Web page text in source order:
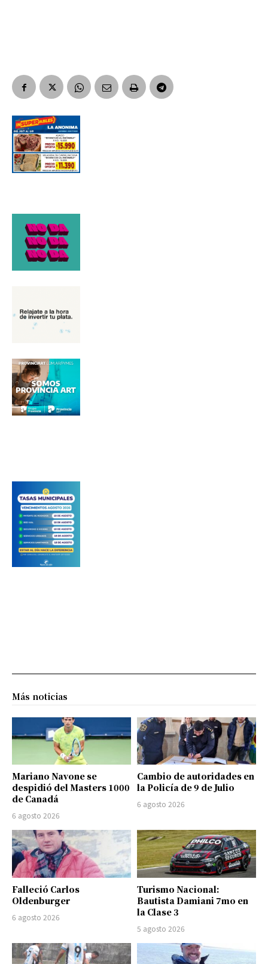
Más noticias
Mariano Navone se
despidió del Masters 1000
de Canadá
6 agosto 2026
Cambio de autoridades en
la Policía de 9 de Julio
6 agosto 2026
Falleció Carlos
Oldenburger
6 agosto 2026
Turismo Nacional:
Bautista Damiani 7mo en
la Clase 3
5 agosto 2026